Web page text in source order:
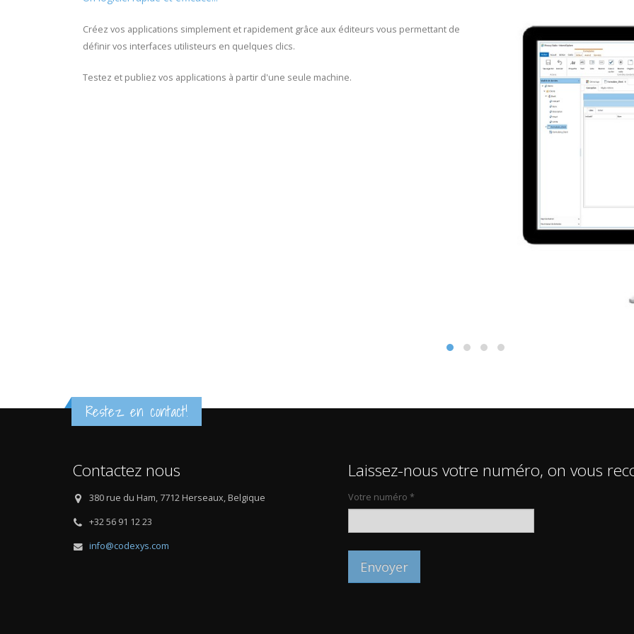
Créez vos applications simplement et rapidement grâce aux éditeurs vous permettant de
définir vos interfaces utilisteurs en quelques clics.
Testez et publiez vos applications à partir d'une seule machine.
Restez en contact!
Contactez nous
380 rue du Ham, 7712 Herseaux, Belgique
+32 56 91 12 23
info@codexys.com
Laissez-nous votre numéro, on vous
Votre numéro *